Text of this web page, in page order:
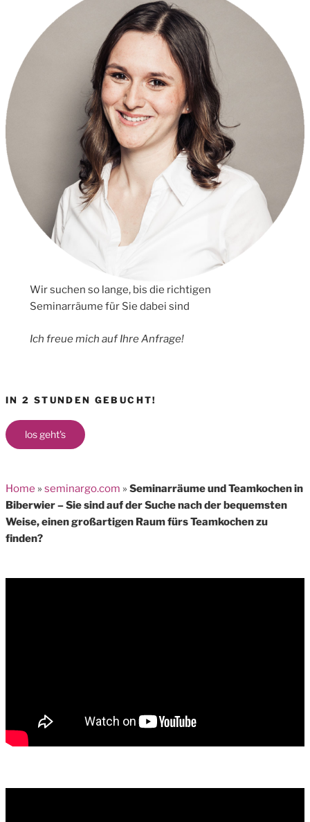
Wir suchen so lange, bis die richtigen
Seminarräume für Sie dabei sind
Ich freue mich auf Ihre Anfrage!
IN 2 STUNDEN GEBUCHT!
los geht's
Home » seminargo.com » Seminarräume und Teamkochen in
Biberwier – Sie sind auf der Suche nach der bequemsten
Weise, einen großartigen Raum fürs Teamkochen zu
finden?